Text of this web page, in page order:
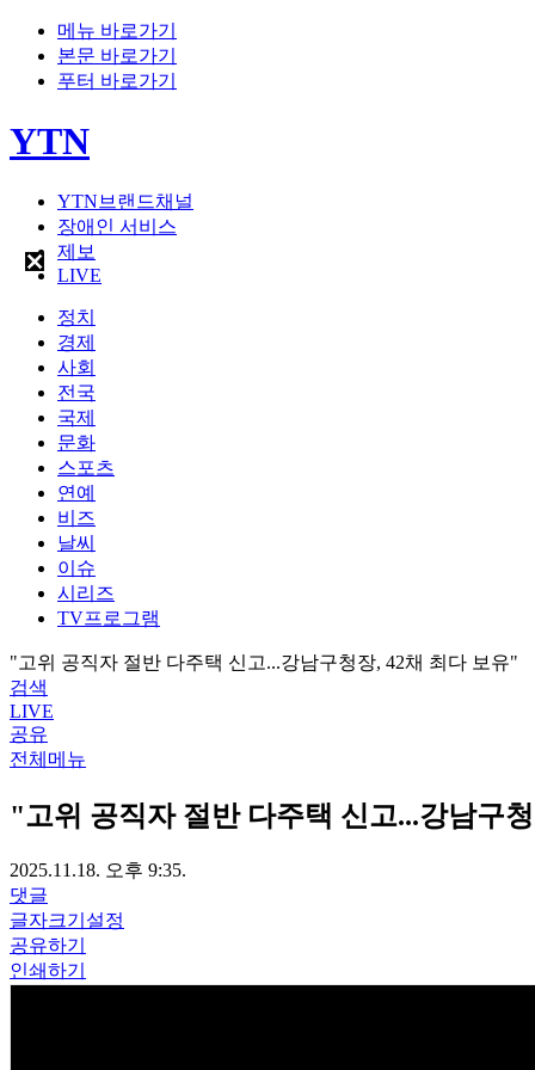
메뉴 바로가기
본문 바로가기
푸터 바로가기
YTN
YTN브랜드채널
장애인 서비스
제보
LIVE
정치
경제
사회
전국
국제
문화
스포츠
연예
비즈
날씨
이슈
시리즈
TV프로그램
"고위 공직자 절반 다주택 신고...강남구청장, 42채 최다 보유"
검색
LIVE
공유
전체메뉴
"고위 공직자 절반 다주택 신고...강남구
2025.11.18. 오후 9:35.
댓글
글자크기설정
공유하기
인쇄하기